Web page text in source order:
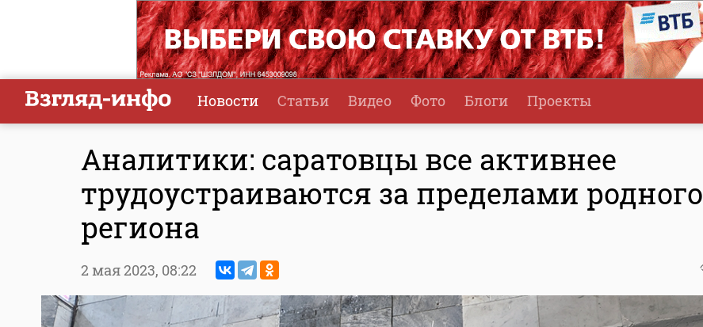
Новости Статьи Видео Фото Блоги Проекты
Аналитики: саратовцы все активнее
трудоустраиваются за пределами родного
региона
2 мая 2023, 08:22